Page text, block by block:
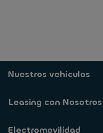
Nuestros vehículos
Leasing con Nosotros
Electromovilidad